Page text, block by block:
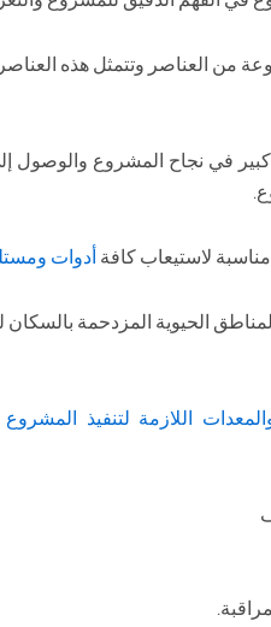
العناصر وتتمثل هذه العناصر
في نجاح المشروع والوصول
لاستيعاب كافة أدوات
الحيوية المزدحمة بالسكان
اللازمة لتنفيذ المشروع